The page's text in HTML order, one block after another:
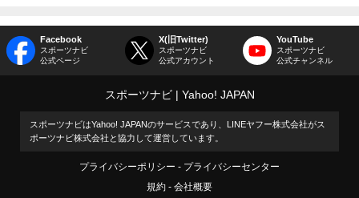
Facebook
スポーツナビ
公式ページ
X(旧Twitter)
スポーツナビ
公式アカウント
YouTube
スポーツナビ
公式チャンネル
スポーツナビ Yahoo! JAPAN
スポーツナビはYahoo! JAPANのサービスであり、LINEヤフー株式会社がス
ポーツナビ株式会社と協力して運営しています。
プライバシーポリシー
プライバシーセンター
規約
会社概要